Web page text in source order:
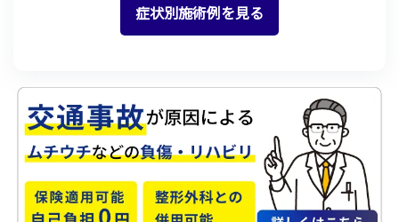
症状別施術例を見る